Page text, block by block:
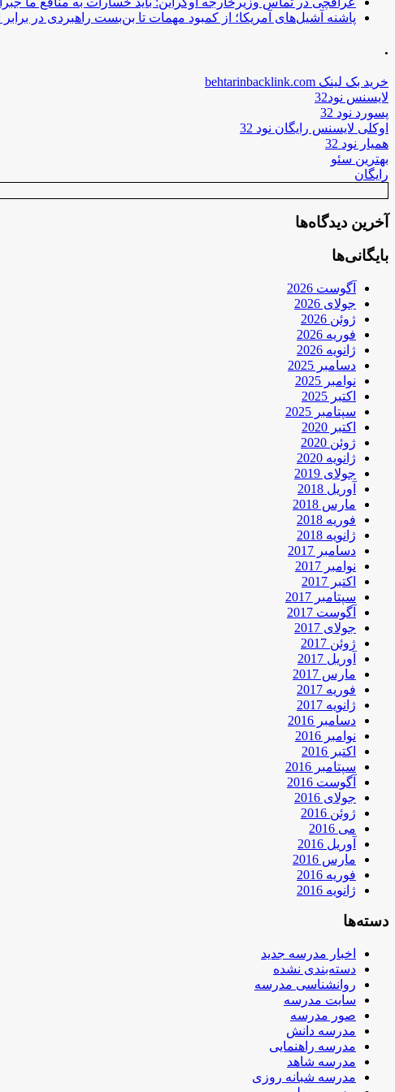
پاشنه آشیل‌های آمریکا؛ از کمبود مهمات تا بن‌بست راهبردی در برابر
.
خرید بک لینک behtarinbacklink.com
لایسنس نود32
پسورد نود 32
اوکلی لایسنس رایگان نود 32
همیار نود 32
بهترین سئو
رایگان
آخرین دیدگاه‌ها
بایگانی‌ها
آگوست 2026
جولای 2026
ژوئن 2026
فوریه 2026
ژانویه 2026
دسامبر 2025
نوامبر 2025
اکتبر 2025
سپتامبر 2025
اکتبر 2020
ژوئن 2020
ژانویه 2020
جولای 2019
آوریل 2018
مارس 2018
فوریه 2018
ژانویه 2018
دسامبر 2017
نوامبر 2017
اکتبر 2017
سپتامبر 2017
آگوست 2017
جولای 2017
ژوئن 2017
آوریل 2017
مارس 2017
فوریه 2017
ژانویه 2017
دسامبر 2016
نوامبر 2016
اکتبر 2016
سپتامبر 2016
آگوست 2016
جولای 2016
ژوئن 2016
می 2016
آوریل 2016
مارس 2016
فوریه 2016
ژانویه 2016
دسته‌ها
اخبار مدرسه جدید
دسته‌بندی نشده
روانشناسی مدرسه
سایت مدرسه
صور مدرسه
مدرسه دانش
مدرسه راهنمایی
مدرسه شاهد
مدرسه شبانه روزی